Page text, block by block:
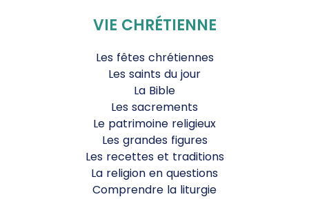
VIE CHRÉTIENNE
Les fêtes chrétiennes
Les saints du jour
La Bible
Les sacrements
Le patrimoine religieux
Les grandes figures
Les recettes et traditions
La religion en questions
Comprendre la liturgie